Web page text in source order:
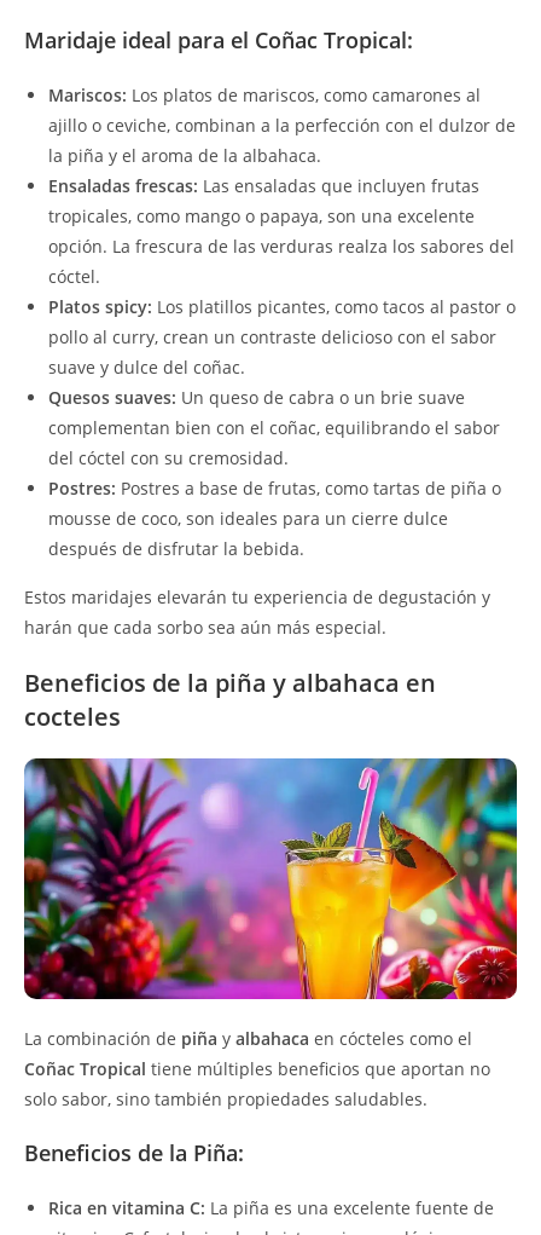
Maridaje ideal para el Coñac Tropical:
Mariscos: Los platos de mariscos, como camarones al
ajillo o ceviche, combinan a la perfección con el dulzor de
la piña y el aroma de la albahaca.
Ensaladas frescas: Las ensaladas que incluyen frutas
tropicales, como mango o papaya, son una excelente
opción. La frescura de las verduras realza los sabores del
cóctel.
Platos spicy: Los platillos picantes, como tacos al pastor o
pollo al curry, crean un contraste delicioso con el sabor
suave y dulce del coñac.
Quesos suaves: Un queso de cabra o un brie suave
complementan bien con el coñac, equilibrando el sabor
del cóctel con su cremosidad.
Postres: Postres a base de frutas, como tartas de piña o
mousse de coco, son ideales para un cierre dulce
después de disfrutar la bebida.
Estos maridajes elevarán tu experiencia de degustación y
harán que cada sorbo sea aún más especial.
Beneficios de la piña y albahaca en
cocteles
La combinación de piña y albahaca en cócteles como el
Coñac Tropical tiene múltiples beneficios que aportan no
solo sabor, sino también propiedades saludables.
Beneficios de la Piña:
Rica en vitamina C: La piña es una excelente fuente de